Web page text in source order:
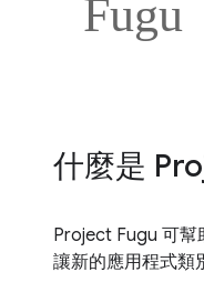
什麼是
Project Fugu 可幫
讓新的應用程式類